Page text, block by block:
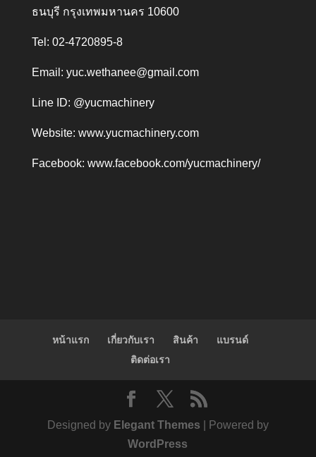
ธนบุรี กรุงเทพมหานคร 10600
Tel: 02-4720895-8
Email: yuc.wethanee@gmail.com
Line ID: @yucmachinery
Website: www.yucmachinery.com
Facebook: www.facebook.com/yucmachinery/
หน้าแรก เกี่ยวกับเรา สินค้า
แบรนด์
ติดต่อเรา
Designed by Elegant Themes | Powered by
WordPress